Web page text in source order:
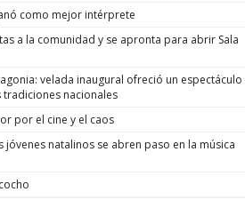
como mejor intérprete
a la comunidad y se apronta para abrir Sala
velada inaugural ofreció un espectáculo
nacionales
por el cine y el caos
jóvenes natalinos se abren paso en la música